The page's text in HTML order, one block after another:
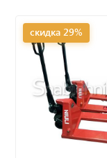
скидка 29%